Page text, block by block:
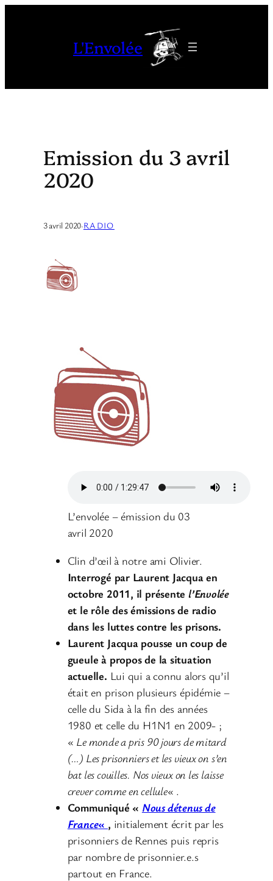
L'Envolée
Emission du 3 avril
2020
3 avril 2020·RADIO
L’envolée – émission du 03
avril 2020
Clin d’œil à notre ami Olivier.
Interrogé par Laurent Jacqua en
octobre 2011, il présente l’Envolée
et le rôle des émissions de radio
dans les luttes contre les prisons.
Laurent Jacqua pousse un coup de
gueule à propos de la situation
actuelle. Lui qui a connu alors qu’il
était en prison plusieurs épidémie –
celle du Sida à la fin des années
1980 et celle du H1N1 en 2009- ;
« Le monde a pris 90 jours de mitard
(…) Les prisonniers et les vieux on s’en
bat les couilles. Nos vieux on les laisse
crever comme en cellule« .
Communiqué « Nous détenus de
France« , initialement écrit par les
prisonniers de Rennes puis repris
par nombre de prisonnier.e.s
partout en France.